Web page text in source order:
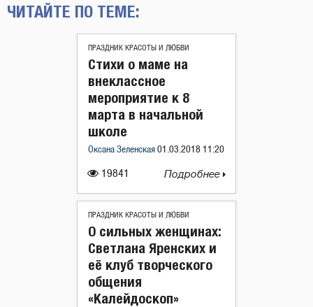
ЧИТАЙТЕ ПО ТЕМЕ:
ПРАЗДНИК КРАСОТЫ И ЛЮБВИ
19841
Стихи о маме на
внеклассное
мероприятие к 8
марта в начальной
школе
Оксана Зеленская 01.03.2018 11:20
Подробнее
ПРАЗДНИК КРАСОТЫ И ЛЮБВИ
О сильных женщинах:
Светлана Яренских и
её клуб творческого
общения
«Калейдоскоп»